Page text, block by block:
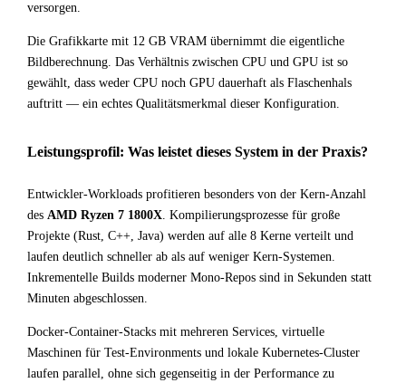
versorgen.
Die Grafikkarte mit 12 GB VRAM übernimmt die eigentliche
Bildberechnung. Das Verhältnis zwischen CPU und GPU ist so
gewählt, dass weder CPU noch GPU dauerhaft als Flaschenhals
auftritt — ein echtes Qualitätsmerkmal dieser Konfiguration.
Leistungsprofil: Was leistet dieses System in der Praxis?
Entwickler-Workloads profitieren besonders von der Kern-Anzahl
des AMD Ryzen 7 1800X. Kompilierungsprozesse für große
Projekte (Rust, C++, Java) werden auf alle 8 Kerne verteilt und
laufen deutlich schneller ab als auf weniger Kern-Systemen.
Inkrementelle Builds moderner Mono-Repos sind in Sekunden statt
Minuten abgeschlossen.
Docker-Container-Stacks mit mehreren Services, virtuelle
Maschinen für Test-Environments und lokale Kubernetes-Cluster
laufen parallel, ohne sich gegenseitig in der Performance zu